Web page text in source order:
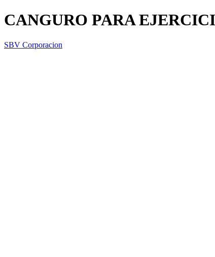
CANGURO PARA
SBV Corporacion